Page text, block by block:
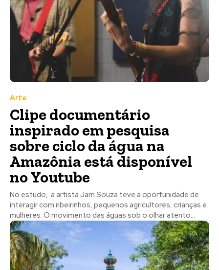
Arte
Clipe documentário
inspirado em pesquisa
sobre ciclo da água na
Amazônia está disponível
no Youtube
No estudo, a artista Jam Souza teve a oportunidade de
interagir com ribeirinhos, pequenos agricultores, crianças e
mulheres. O movimento das águas sob o olhar atento...